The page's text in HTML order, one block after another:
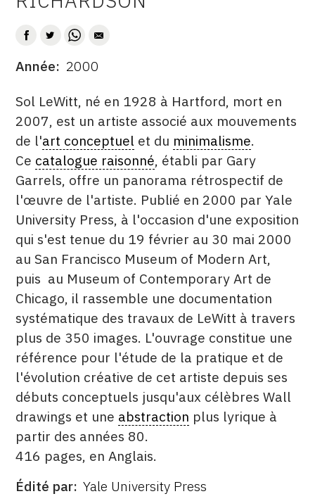
SUIVEZ-NOUS
INSTAGRAM
FACEBOOK
TWITTER
PINTEREST
DATE
Année 2000
DESCRITPTION
Sol LeWitt, né en 1928 à Hartford, mort en
2007, est un artiste associé aux mouvements
de l'art conceptuel et du minimalisme.
Ce catalogue raisonné, établi par Gary
Garrels, offre un panorama rétrospectif de
l'œuvre de l'artiste. Publié en 2000 par Yale
University Press, à l'occasion d'une exposition
qui s'est tenue du 19 février au 30 mai 2000
au San Francisco Museum of Modern Art,
puis au Museum of Contemporary Art de
Chicago, il rassemble une documentation
systématique des travaux de LeWitt à travers
plus de 350 images. L'ouvrage constitue une
référence pour l'étude de la pratique et de
l'évolution créative de cet artiste depuis ses
débuts conceptuels jusqu'aux célèbres Wall
drawings et une abstraction plus lyrique à
partir des années 80.
416 pages, en Anglais.
ÉDITÉ
Édité par Yale University Press